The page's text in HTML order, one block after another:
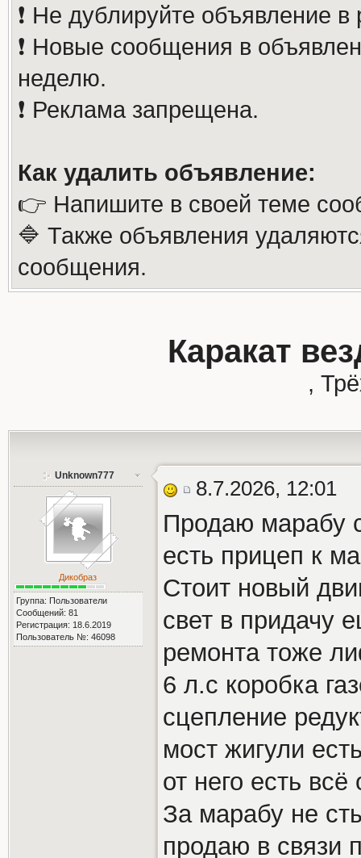
❗️ Не дублируйте объявление
❗️ Новые сообщения в
неделю.
❗️ Реклама запрещена.
Как удалить объявление:
👉 Напишите в своей теме
🔷 Также объявления
сообщения.
Каракат
,
Unknown777
Дикобраз
Группа: Пользователи
Сообщений: 81
Регистрация: 18.6.2019
Пользователь №: 46098
8.7.2026, 12:01
Продаю марабу
есть прицеп к
Стоит новый
свет в придачу
ремонта тоже
6 л.с коробка
сцепление
мост жигули
от него есть
За марабу не
продаю в связи